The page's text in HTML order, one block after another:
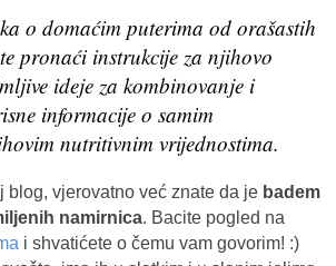
o domaćim puterima od orašastih
pronaći instrukcije za njihovo
ideje za kombinovanje i
informacije o samim
nutritivnim vrijednostima.
blog, vjerovatno već znate da je badem
namirnica. Bacite pogled na
i shvatićete o čemu vam govorim! :)